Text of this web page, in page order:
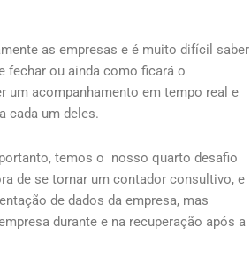
as empresas e é muito difícil saber
fechar ou ainda como ficará o
um acompanhamento em tempo real e
cada um deles.
temos o nosso quarto desafio
de se tornar um contador consultivo, e
de dados da empresa, mas
durante e na recuperação após a